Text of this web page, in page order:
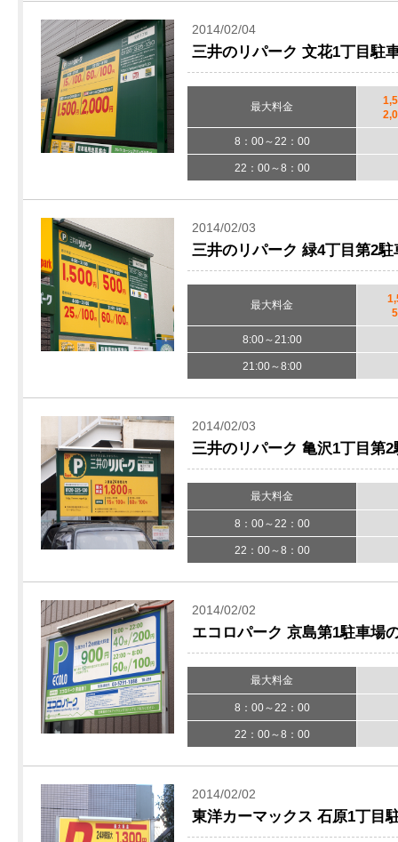
2014/02/04
三井のリパーク 文花1丁目駐
最大料金
8：00～22：00
22：00～8：00
2014/02/03
三井のリパーク 緑4丁目第2
最大料金
8:00～21:00
21:00～8:00
2014/02/03
三井のリパーク 亀沢1丁目第
最大料金
8：00～22：00
22：00～8：00
2014/02/02
エコロパーク 京島第1駐車場
最大料金
8：00～22：00
22：00～8：00
2014/02/02
東洋カーマックス 石原1丁目